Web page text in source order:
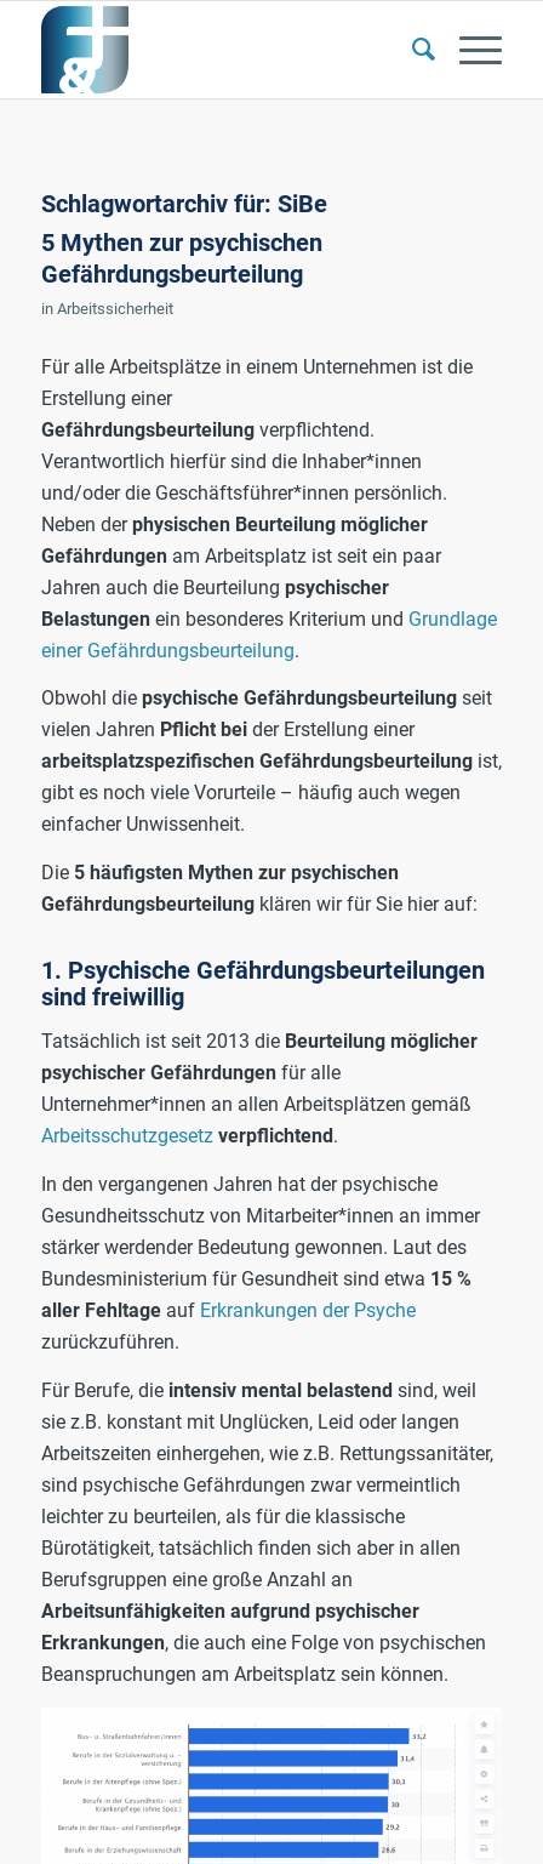
Schlagwortarchiv für: SiBe
5 Mythen zur psychischen
Gefährdungsbeurteilung
in Arbeitssicherheit
Für alle Arbeitsplätze in einem Unternehmen ist die
Erstellung einer
Gefährdungsbeurteilungverpflichtend.
Verantwortlich hierfür sind die Inhaber*innen
und/oder die Geschäftsführer*innen persönlich.
Neben derphysischen Beurteilung möglicher
Gefährdungenam Arbeitsplatz ist seit ein paar
Jahren auch die Beurteilung psychischer
Belastungenein besonderes Kriterium und Grundlage
einer Gefährdungsbeurteilung.
Obwohl die psychische Gefährdungsbeurteilungseit
vielen Jahren Pflicht beider Erstellung einer
arbeitsplatzspezifischen Gefährdungsbeurteilungist,
gibt es noch viele Vorurteile – häufig auch wegen
einfacher Unwissenheit.
Die 5 häufigsten Mythen zur psychischen
Gefährdungsbeurteilungklären wir für Sie hier auf:
1. Psychische Gefährdungsbeurteilungen
sind freiwillig
Tatsächlich ist seit 2013 die Beurteilung möglicher
psychischer Gefährdungenfür alle
Unternehmer*innen an allen Arbeitsplätzen gemäß
Arbeitsschutzgesetz verpflichtend .
In den vergangenen Jahren hat der psychische
Gesundheitsschutz von Mitarbeiter*innen an immer
stärker werdender Bedeutung gewonnen. Laut des
Bundesministerium für Gesundheit sind etwa 15 %
aller Fehltageauf Erkrankungen der Psyche
zurückzuführen.
Für Berufe, die intensiv mental belastendsind, weil
sie z.B. konstant mit Unglücken, Leid oder langen
Arbeitszeiten einhergehen, wie z.B. Rettungssanitäter,
sind psychische Gefährdungen zwar vermeintlich
leichter zu beurteilen, als für die klassische
Bürotätigkeit, tatsächlich finden sich aber in allen
Berufsgruppen eine große Anzahl an
Arbeitsunfähigkeiten aufgrund psychischer
Erkrankungen, die auch eine Folge von psychischen
Beanspruchungen am Arbeitsplatz sein können.